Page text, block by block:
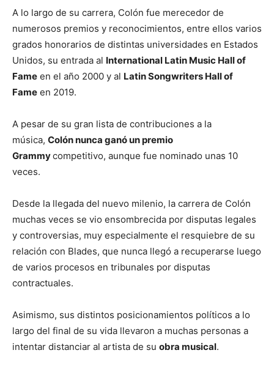
A lo largo de su carrera, Colón fue merecedor de
numerosos premios y reconocimientos, entre ellos varios
grados honorarios de distintas universidades en Estados
Unidos, su entrada al International Latin Music Hall of
Fame en el año 2000 y al Latin Songwriters Hall of
Fame en 2019.
A pesar de su gran lista de contribuciones a la
música, Colón nunca ganó un premio
Grammycompetitivo, aunque fue nominado unas 10
veces.
Desde la llegada del nuevo milenio, la carrera de Colón
muchas veces se vio ensombrecida por disputas legales
y controversias, muy especialmente el resquiebre de su
relación con Blades, que nunca llegó a recuperarse luego
de varios procesos en tribunales por disputas
contractuales.
Asimismo, sus distintos posicionamientos políticos a lo
largo del final de su vida llevaron a muchas personas a
intentar distanciar al artista de su obra musical.